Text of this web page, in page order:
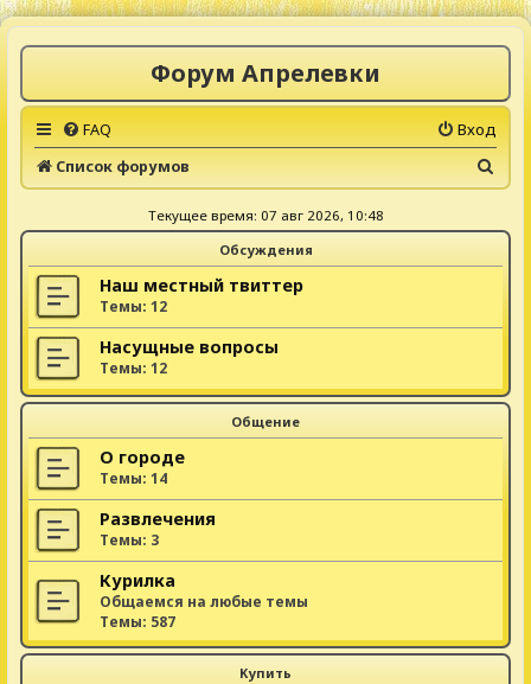
Форум Апрелевки
FAQ
Вход
Список форумов
о
Текущее время: 07 авг 2026, 10:48
Обсуждения
Наш местный твиттер
Темы: 12
Насущные вопросы
Темы: 12
Общение
О городе
Темы: 14
Развлечения
Темы: 3
Курилка
Общаемся на любые темы
Темы: 587
Купить